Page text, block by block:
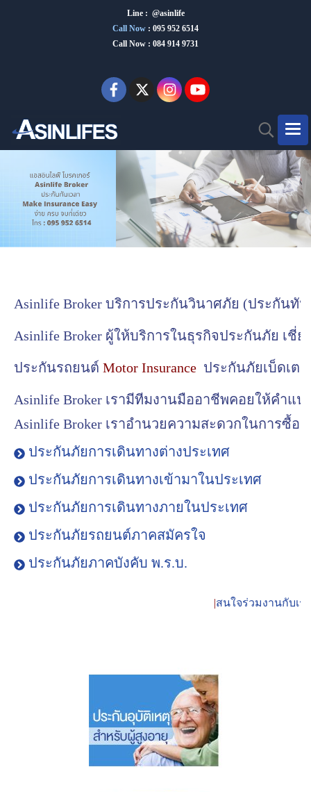
Line : @asinlife
Call Now : 095 952 6514
Call Now : 084 914 9731
Asinlife Broker บริการประกันวินาศภัย (ประกันทั
Asinlife Broker ผู้ให้บริการในธุรกิจประกันภัย เชี่
ประกันรถยนต์ Motor Insurance ประกันภัยเบ็ดเต
Asinlife Broker เรามีทีมงานมืออาชีพคอยให้คำ
Asinlife Broker เราอำนวยความสะดวกในการซื้อ
ประกันภัยการเดินทางต่างประเทศ
ประกันภัยการเดินทางเข้ามาในประเทศ
ประกันภัยการเดินทางภายในประเทศ
ประกันภัยรถยนต์ภาคสมัครใจ
ประกันภัยภาคบังคับ พ.ร.บ.
|สนใจร่วมงานกับเรา